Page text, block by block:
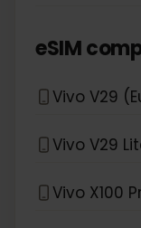
eSIM
Vivo V29
Vivo V29
Vivo X100